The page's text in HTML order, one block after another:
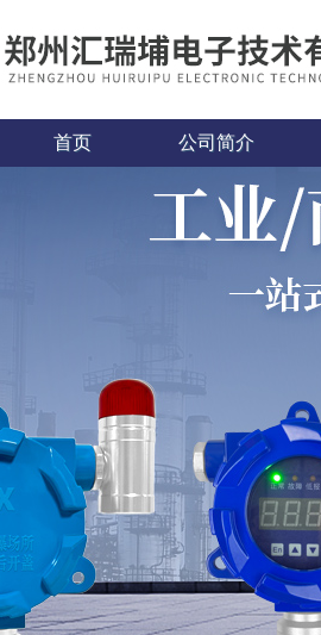
首页 公司简介